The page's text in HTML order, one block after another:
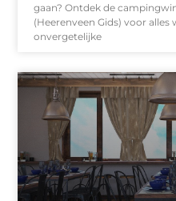
gaan? Ontdek de
(Heerenveen Gids) voor
onvergetelijke